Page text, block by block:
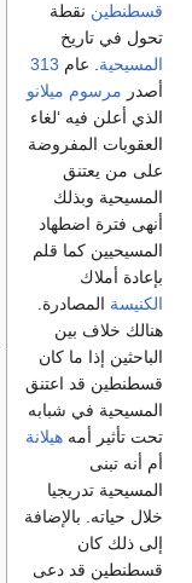
قسطنطين نقطة
تحول في تاريخ
المسيحية . عام 313
أصدر مرسوم ميلانو
الذي أعلن فيه ‘لغاء
العقوبات المفروضة
على من يعتنق
المسيحية وبذلك
أنهى فترة اضطهاد
المسيحيين كما قلم
بإعادة أملاك
الكنيسة المصادرة.
هنالك خلاف بين
الباحثين إذا ما كان
قسطنطين قد اعتنق
المسيحية في شبابه
تحت تأثير أمه هيلانة
أم أنه تبنى
المسيحية تدريجيا
خلال حياته. بالإضافة
إلى ذلك كان
قسطنطين قد دعى